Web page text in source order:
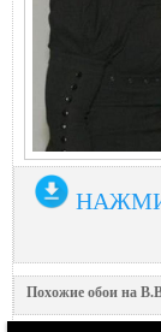
Похожие обои на